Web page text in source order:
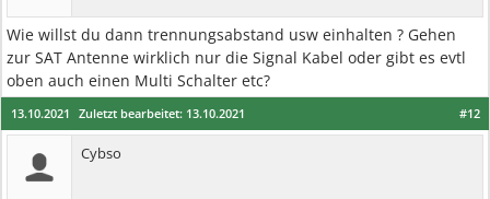
Wie willst du dann trennungsabstand usw einhalten ? Gehen
zur SAT Antenne wirklich nur die Signal Kabel oder gibt es evtl
oben auch einen Multi Schalter etc?
#12
13.10.2021 Zuletzt bearbeitet: 13.10.2021
Cybso